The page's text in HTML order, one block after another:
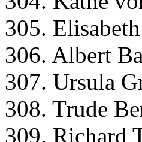
305.
306. Albert
307. Ursula
308. Trude
309. Richard